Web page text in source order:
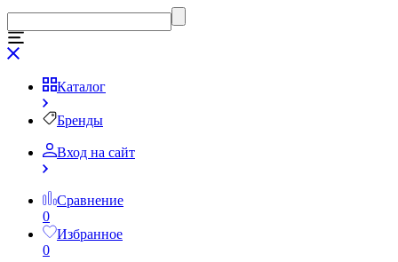
Каталог
Бренды
Вход на сайт
Сравнение
0
Избранное
0